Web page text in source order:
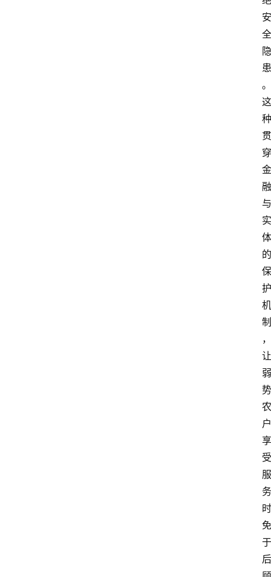
安
全
隐
患
。
这
种
贯
穿
金
融
与
实
体
的
保
护
机
制
，
让
弱
势
农
户
享
受
服
务
时
免
于
后